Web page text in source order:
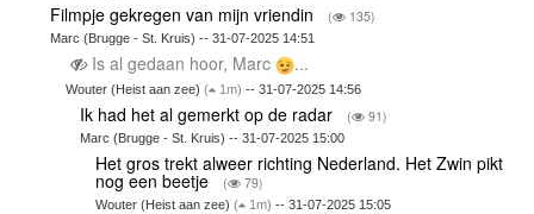
Filmpje gekregen van mijn vriendin ( 135)
Marc (Brugge - St. Kruis) -- 31-07-2025 14:51
Is al gedaan hoor, Marc ...
Wouter (Heist aan zee) ( 1m) -- 31-07-2025 14:56
Ik had het al gemerkt op de radar ( 91)
Marc (Brugge - St. Kruis) -- 31-07-2025 15:00
Het gros trekt alweer richting Nederland. Het Zwin pikt
nog een beetje ( 79)
Wouter (Heist aan zee) ( 1m) -- 31-07-2025 15:05